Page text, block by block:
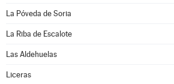
La Póveda de Soria
La Riba de Escalote
Las Aldehuelas
Liceras